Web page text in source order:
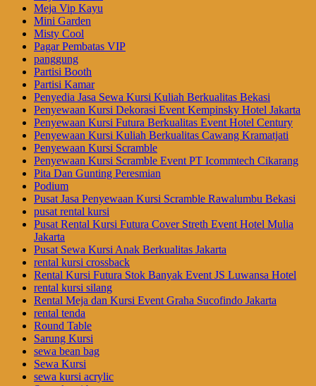
Meja Vip Kayu
Mini Garden
Misty Cool
Pagar Pembatas VIP
panggung
Partisi Booth
Partisi Kamar
Penyedia Jasa Sewa Kursi Kuliah Berkualitas Bekasi
Penyewaan Kursi Dekorasi Event Kempinsky Hotel Jakarta
Penyewaan Kursi Futura Berkualitas Event Hotel Century
Penyewaan Kursi Kuliah Berkualitas Cawang Kramatjati
Penyewaan Kursi Scramble
Penyewaan Kursi Scramble Event PT Icommtech Cikarang
Pita Dan Gunting Peresmian
Podium
Pusat Jasa Penyewaan Kursi Scramble Rawalumbu Bekasi
pusat rental kursi
Pusat Rental Kursi Futura Cover Streth Event Hotel Mulia
Jakarta
Pusat Sewa Kursi Anak Berkualitas Jakarta
rental kursi crossback
Rental Kursi Futura Stok Banyak Event JS Luwansa Hotel
rental kursi silang
Rental Meja dan Kursi Event Graha Sucofindo Jakarta
rental tenda
Round Table
Sarung Kursi
sewa bean bag
Sewa Kursi
sewa kursi acrylic